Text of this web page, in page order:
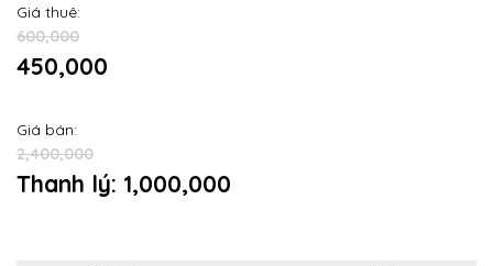
Giá thuê:
600,000
450,000
Giá bán:
2,400,000
Thanh lý: 1,000,000